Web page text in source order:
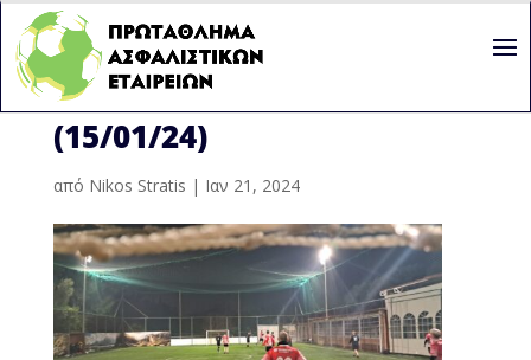
13Η ΑΓΩΝΙΣΤΙΚΗ
(15/01/24)
από Nikos Stratis | Ιαν 21, 2024